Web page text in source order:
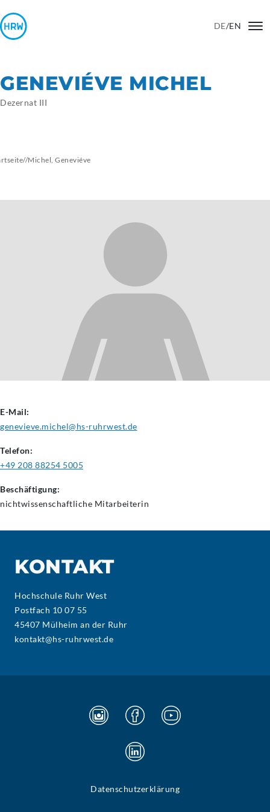
DE/EN
GENEVIÉVE MICHEL
Dezernat III
//Michel, Geneviéve
E-Mail:
genevieve.michel@hs-ruhrwest.de
Telefon:
+49 208 88254 5005
Beschäftigung:
nichtwissenschaftliche Mitarbeiterin
KONTAKT
Hochschule Ruhr West
Postfach 10 07 55
45407 Mülheim an der Ruhr
kontakt@hs-ruhrwest.de
Datenschutzerklärung